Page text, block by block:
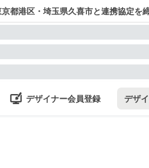
都港区・埼玉県久喜市と連携協定を
デザイナー会員登録 デザ